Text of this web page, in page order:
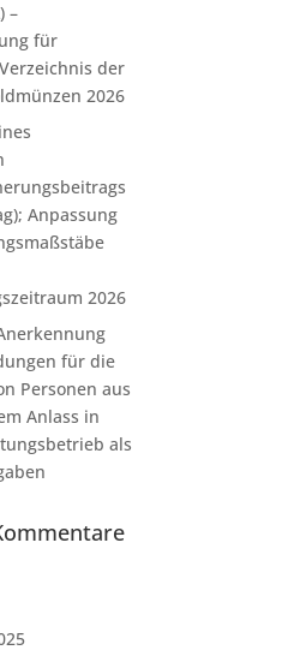
–
für
der
2026
Anpassung
2026
für die
Personen aus
Anlass in
als